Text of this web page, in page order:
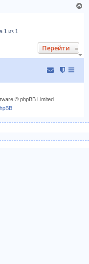
ь
1 из 1
Перейти
© phpBB Limited